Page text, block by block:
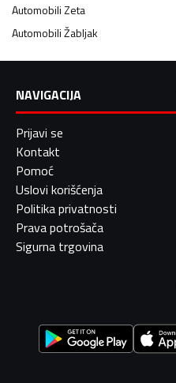
AutomobiliZeta
AutomobiliŽabljak
NAVIGACIJA
Prijavi se
Kontakt
Pomoć
Uslovi korišćenja
Politika privatnosti
Prava potrošača
Sigurna trgovina